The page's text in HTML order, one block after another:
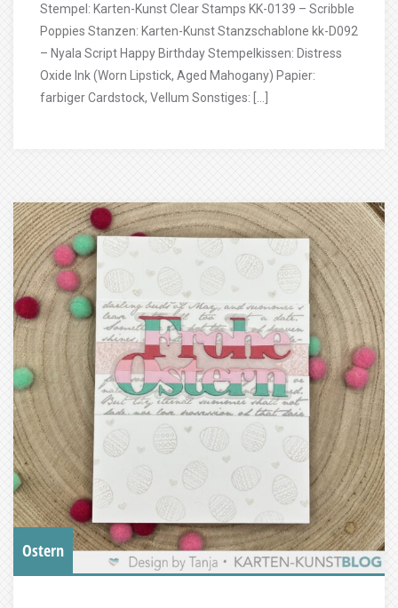
Stempel: Karten-Kunst Clear Stamps KK-0139 – Scribble
Poppies Stanzen: Karten-Kunst Stanzschablone kk-D092
– Nyala Script Happy Birthday Stempelkissen: Distress
Oxide Ink (Worn Lipstick, Aged Mahogany) Papier:
farbiger Cardstock, Vellum Sonstiges: […]
Ostern